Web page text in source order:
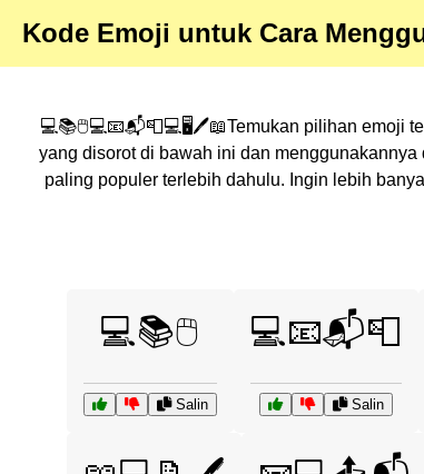
Kode Emoji untuk Cara
💻📚🖱️💻📧📬📮💻🖥️🖊️📖Temukan pilihan emoji
yang disorot di bawah ini dan
paling populer terlebih dahulu. Ingin lebih
💻📚🖱️
Salin
💻📧📬📮
Salin